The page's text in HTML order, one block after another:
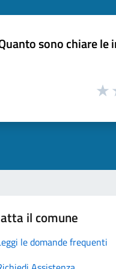
sono chiare le
il comune
le domande frequenti